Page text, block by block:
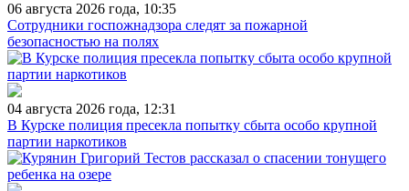
06 августа 2026 года, 10:35
Сотрудники госпожнадзора следят за пожарной
безопасностью на полях
04 августа 2026 года, 12:31
В Курске полиция пресекла попытку сбыта особо крупной
партии наркотиков